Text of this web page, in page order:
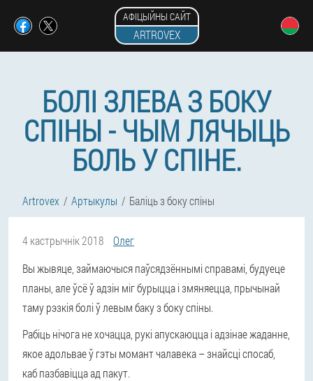
АФІЦЫЙНЫ САЙТ
ARTROVEX
БОЛІ ЗЛЕВА З БОКУ
СПІНЫ - ЧЫМ ЛЯЧЫЦЬ
БОЛЬ У СПІНЕ.
Artrovex Артыкулы Баліць з боку спіны
4 кастрычнік 2018
Олег
Вы жывяце, займаючыся паўсядзённымі справамі, будуеце
планы, але ўсё ў адзін міг бурыцца і змяняецца, прычынай
таму рэзкія болі ў левым баку з боку спіны.
Рабіць нічога не хочацца, рукі апускаюцца і адзінае жаданне,
якое адольвае ў гэты момант чалавека – знайсці спосаб,
каб пазбавіцца ад пакут.